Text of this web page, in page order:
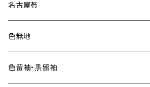
名古屋帯
色無地
色留袖・黒留袖